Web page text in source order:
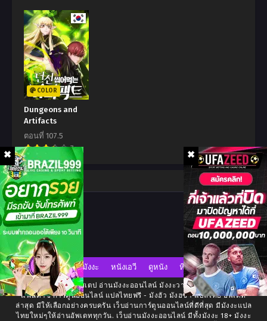
ตอนที่ 21
ธันวาคม 25, 2023
ตอนที่ 19
ธันวาคม 25, 2023
ตอนที่ 17
ธันวาคม 25, 2023
ตอนที่ 15
ธันวาคม 25, 2023
ตอนที่ 13
ธันวาคม 25, 2023
ตอนที่ 11
ธันวาคม 25, 2023 ธันวาคม 25, 2023
ตอนที่ 9
ธันวาคม 25, 2023
ตอนที่ 7
ธันวาคม 25, 2023
ตอนที่ 6
ธันวาคม 25, 2023
ตอนที่ 5 ตอนที่ 4
COLOR
Dungeons and
Artifacts
ตอนที่ 107.5
7
Comment
มังงะ หนังเอวี ดูหนัง หี
เว็บอ่านมังงะ มังงะสเตป อ่านมังงะออนไลน์ มังงะวาย โรแมนซ์ ต่างโลก
แฟนตาซี การ์ตูนออนไลน์ แปลไทยฟรี - มังฮัว มังฮซา แปลไทย อัพเดท
ล่าสุด มีให้เลือกอย่างครบครัน เว็บอ่านการ์ตูนออนไลน์ที่ดีที่สุด มีมังงะแปล
ไทยใหม่ๆให้อ่านอัพเดททุกวัน. เว็บอ่านมังงะออนไลน์ มีทั้งมังงะ 18+ มังงะ